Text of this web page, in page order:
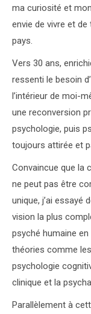
ma curiosité et
envie de vivre et
pays.
Vers 30 ans,
ressenti le besoin
l’intérieur de moi-
une reconversion
psychologie, puis
toujours attirée et
Convaincue que la
ne peut pas être
unique, j’ai essayé
vision la plus
psyché humaine
théories comme
psychologie
clinique et la
Parallèlement à